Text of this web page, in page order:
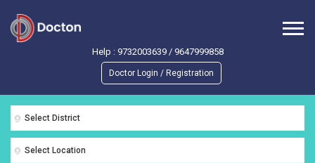
Help : 9732003639/ 9647999858
Doctor Login / Registration
Select District
Select Location